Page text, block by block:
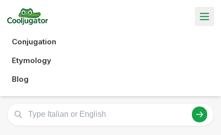
Conjugation
Etymology
Blog